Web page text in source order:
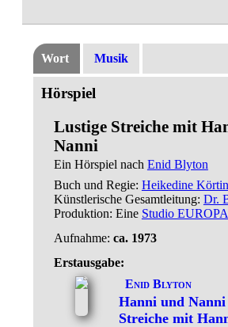
Wort Musik
Hörspiel
Lustige Streiche mit
Nanni
Ein Hörspiel nach Enid Blyton
Buch und Regie: Heikedine
Künstlerische Gesamtleitung: Dr.
Produktion: Eine Studio EUROPA
Aufnahme: ca. 1973
Erstausgabe:
Enid Blyton
Hanni und
Streiche mit